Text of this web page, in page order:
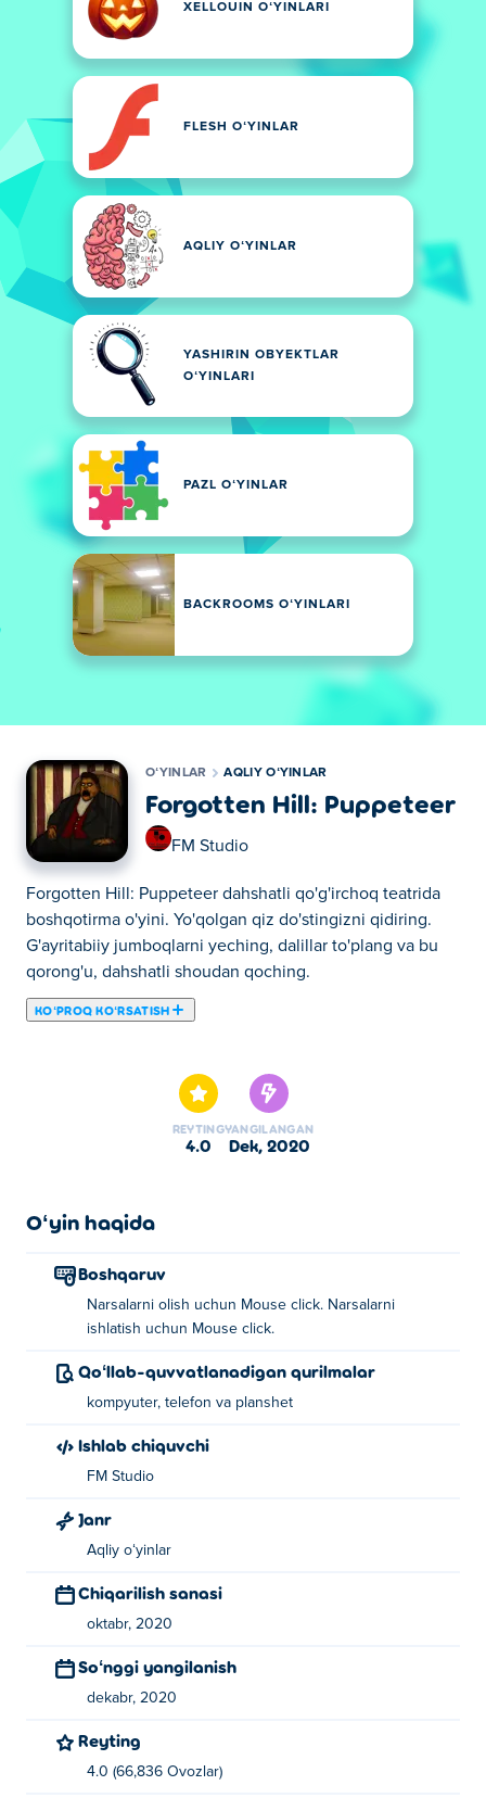
XELLOUIN OʻYINLARI
FLESH OʻYINLAR
AQLIY OʻYINLAR
YASHIRIN OBYEKTLAR
OʻYINLARI
PAZL OʻYINLAR
BACKROOMS OʻYINLARI
OʻYINLAR AQLIY OʻYINLAR
Forgotten Hill: Puppeteer
FM Studio
Forgotten Hill: Puppeteer dahshatli qo'g'irchoq teatrida
boshqotirma o'yini. Yo'qolgan qiz do'stingizni qidiring.
G'ayritabiiy jumboqlarni yeching, dalillar to'plang va bu
qorong'u, dahshatli shoudan qoching.
KOʻPROQ KOʻRSATISH
Aqliy oʻyinlar larimizdan biridir.
REYTING
4.0
YANGILANGAN
dek, 2020
Oʻyin haqida
Boshqaruv
Narsalarni olish uchun Mouse click. Narsalarni
ishlatish uchun Mouse click.
Qoʻllab-quvvatlanadigan qurilmalar
kompyuter, telefon va planshet
Ishlab chiquvchi
FM Studio
Janr
Aqliy oʻyinlar
Chiqarilish sanasi
oktabr, 2020
Soʻnggi yangilanish
dekabr, 2020
Reyting
4.0 (66,836 Ovozlar)